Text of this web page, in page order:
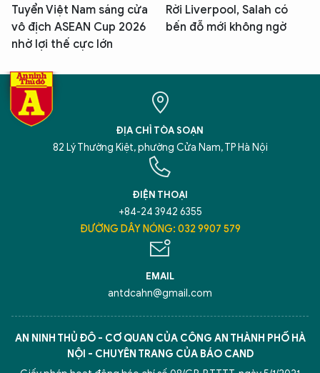
Tuyển Việt Nam sáng cửa
vô địch ASEAN Cup 2026
nhờ lợi thế cực lớn
Rời Liverpool, Salah có
bến đỗ mới không ngờ
ĐỊA CHỈ TÒA SOẠN
82 Lý Thường Kiệt, phường Cửa Nam, TP Hà Nội
ĐIỆN THOẠI
+84-24 3942 6355
ĐƯỜNG DÂY NÓNG: 032 9907 579
EMAIL
antdcahn@gmail.com
AN NINH THỦ ĐÔ - CƠ QUAN CỦA CÔNG AN THÀNH PHỐ HÀ
NỘI - CHUYÊN TRANG CỦA BÁO CAND